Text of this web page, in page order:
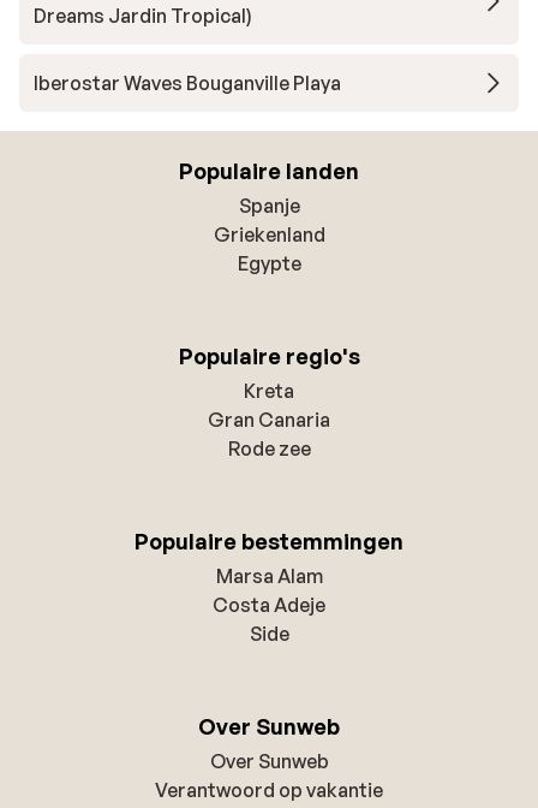
Dreams Jardin Tropical)
Iberostar Waves Bouganville Playa
Populaire landen
Spanje
Griekenland
Egypte
Populaire regio's
Kreta
Gran Canaria
Rode zee
Populaire bestemmingen
Marsa Alam
Costa Adeje
Side
Over Sunweb
Over Sunweb
Verantwoord op vakantie